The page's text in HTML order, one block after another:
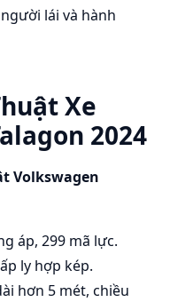
lái và hành
Xe
2024
Volkswagen
áp, 299 mã lực.
ly hợp kép.
hơn 5 mét, chiều